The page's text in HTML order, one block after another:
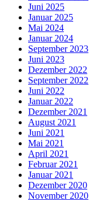
Juni 2025
Januar 2025
Mai 2024
Januar 2024
September 2023
Juni 2023
Dezember 2022
September 2022
Juni 2022
Januar 2022
Dezember 2021
August 2021
Juni 2021
Mai 2021
April 2021
Februar 2021
Januar 2021
Dezember 2020
November 2020